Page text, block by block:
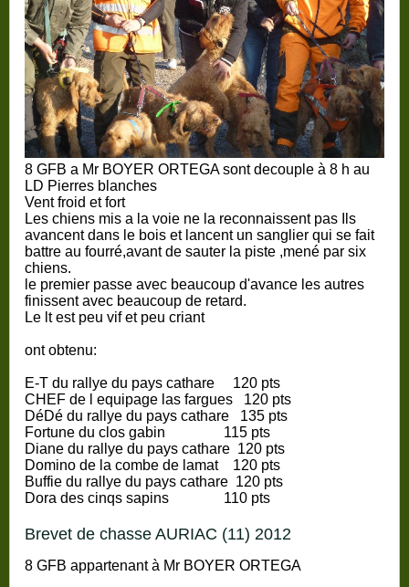
8 GFB a Mr BOYER ORTEGA sont decouple à 8 h au
LD Pierres blanches
Vent froid et fort
Les chiens mis a la voie ne la reconnaissent pas Ils
avancent dans le bois et lancent un sanglier qui se fait
battre au fourré,avant de sauter la piste ,mené par six
chiens.
le premier passe avec beaucoup d'avance les autres
finissent avec beaucoup de retard.
Le lt est peu vif et peu criant
ont obtenu:
E-T du rallye du pays cathare 120 pts
CHEF de l equipage las fargues 120 pts
DéDé du rallye du pays cathare 135 pts
Fortune du clos gabin 115 pts
Diane du rallye du pays cathare 120 pts
Domino de la combe de lamat 120 pts
Buffie du rallye du pays cathare 120 pts
Dora des cinqs sapins 110 pts
brevet de chasse AURIAC (11) 2012
8 GFB appartenant à Mr BOYER ORTEGA